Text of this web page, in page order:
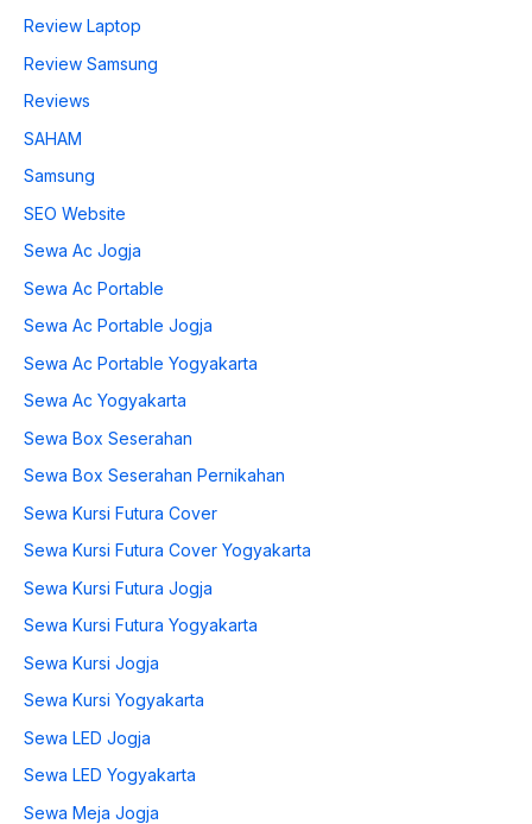
Review Laptop
Review Samsung
Reviews
SAHAM
Samsung
SEO Website
Sewa Ac Jogja
Sewa Ac Portable
Sewa Ac Portable Jogja
Sewa Ac Portable Yogyakarta
Sewa Ac Yogyakarta
Sewa Box Seserahan
Sewa Box Seserahan Pernikahan
Sewa Kursi Futura Cover
Sewa Kursi Futura Cover Yogyakarta
Sewa Kursi Futura Jogja
Sewa Kursi Futura Yogyakarta
Sewa Kursi Jogja
Sewa Kursi Yogyakarta
Sewa LED Jogja
Sewa LED Yogyakarta
Sewa Meja Jogja